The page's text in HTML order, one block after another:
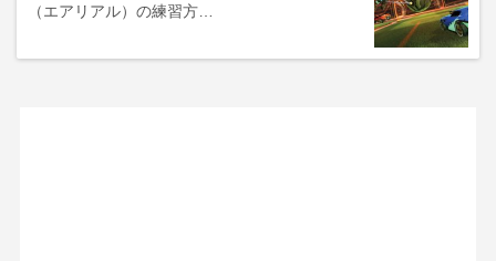
（エアリアル）の練習方…